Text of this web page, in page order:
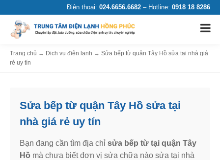
Điện thoại: 024.6656.6682 – Hotline: 0918 18 8286
Trang chủ → Dịch vụ điện lạnh → Sửa bếp từ quận Tây Hồ sửa tại nhà giá
rẻ uy tín
Sửa bếp từ quận Tây Hồ sửa tại
nhà giá rẻ uy tín
Bạn đang cần tìm địa chỉ sửa bếp từ tại quận Tây
Hồ mà chưa biết đơn vị sửa chữa nào sửa tại nhà